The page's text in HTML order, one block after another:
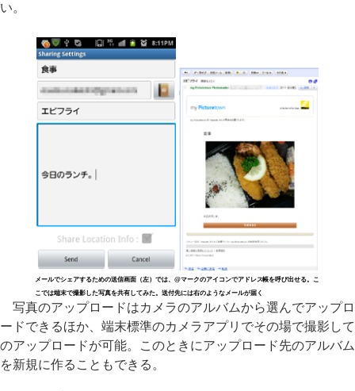
い。
メールでシェアするための送信画面（左）では、@マークのアイコンでアドレス帳を呼び出せる。こ
こでは端末で撮影した写真を共有してみた。送付先には右のようなメールが届く
写真のアップロードはカメラのアルバムから選んでアップロ
ードできるほか、端末標準のカメラアプリでその場で撮影して
のアップロードが可能。このときにアップロード先のアルバム
を新規に作ることもできる。